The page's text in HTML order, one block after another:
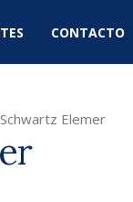
CONTACTO
Schwartz Elemer